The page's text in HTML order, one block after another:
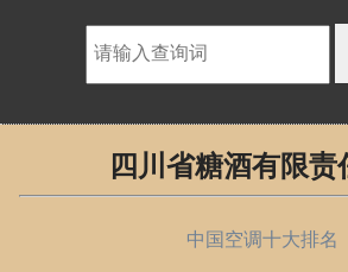
四川省糖酒有限责
中国空调十大排名